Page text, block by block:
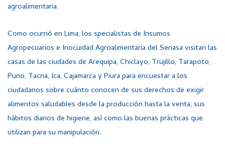
agroalimentaria.
Como ocurrió en Lima, los specialistas de Insumos
Agropecuarios e Inocuidad Agroalimentaria del Senasa visitan las
casas de las ciudades de Arequipa, Chiclayo, Trujillo, Tarapoto,
Puno, Tacna, Ica, Cajamarca y Piura para encuestar a los
ciudadanos sobre cuánto conocen de sus derechos de exigir
alimentos saludables desde la producción hasta la venta, sus
hábitos diarios de higiene, así como las buenas prácticas que
utilizan para su manipulación.